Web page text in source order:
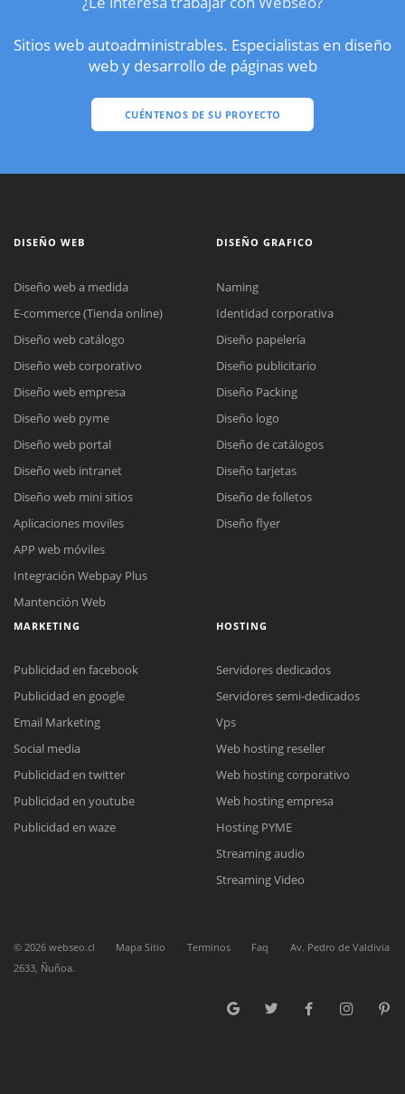
Sitios web autoadministrables. Especialistas en diseño
web y desarrollo de páginas web
CUÉNTENOS DE SU PROYECTO
Reunión online
Nuestros ejecutivos le enviarán un correo electrónico con el enlace a
Meet para la reunión online.
Cotización
Complete el formulario y nos contactaremos a la brevedad.
Chat Online
para enviarnos un correo electrónico con sus datos personales.
DISEÑO WEB
Diseño web a medida
E-commerce (Tienda online)
Diseño web catálogo
Diseño web corporativo
Diseño web empresa
Diseño web pyme
Diseño web portal
Diseño web intranet
Diseño web mini sitios
Aplicaciones moviles
APP web móviles
Integración Webpay Plus
Mantención Web
DISEÑO GRAFICO
Naming
Identidad corporativa
Diseño papelería
Diseño publicitario
Diseño Packing
Diseño logo
Diseño de catálogos
Diseño tarjetas
Diseño de folletos
Diseño flyer
MARKETING
Publicidad en facebook
Publicidad en google
Email Marketing
Social media
Publicidad en twitter
Publicidad en youtube
Publicidad en waze
HOSTING
Servidores dedicados
Servidores semi-dedicados
Vps
Web hosting reseller
Web hosting corporativo
Web hosting empresa
Hosting PYME
Streaming audio
Streaming Video
© 2026 webseo.cl Mapa Sitio Terminos Faq
Av. Pedro de Valdivia
2633, Ñuñoa.